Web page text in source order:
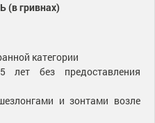
гривнах)
категории
без предоставления
и зонтами возле